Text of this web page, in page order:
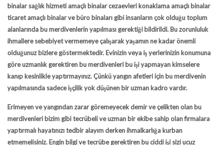
binalar sağlık hizmeti amaçlı binalar cezaevleri konaklama amaçlı binalar
ticaret amaçlı binalar ve büro binaları gibi insanların çok olduğu toplum
alanlarında bu merdivenlerin yapılması gerektiği bildirildi. Bu zorunluluk
ihmallere sebebiyet vermemeye çalışarak yaşamın ne kadar önemli
olduğunuz bizlere göstermektedir. Evinizin veya iş yerlerinizin konumuna
göre uzmanlık gerektiren bu merdivenleri bu işi yapmayan kimselere
kanıp kesinlikle yaptırmayınız. Çünkü yangın afetleri için bu merdivenin
yapılmasında sadece işçilik yok düşünen bir uzman kadro vardır.
Erimeyen ve yangından zarar göremeyecek demir ve çelikten olan bu
merdivenleri bizim gibi tecrübeli ve uzman bir ekibe sahip olan firmalara
yaptırmalı hayatınızı tedbir alayım derken ihmalkarlığa kurban
etmemelisiniz. Engin bilgi ve tecrübe gerektiren bu ciddi işi sizi ucuz